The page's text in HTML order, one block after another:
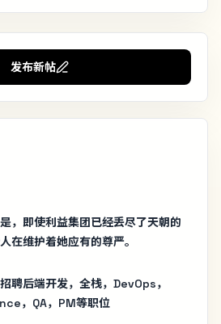
发布新帖
，即使利益集团已经丢尽了天朝的
在维护着她应有的尊严。
聘后端开发，全栈，DevOps，
，QA，PM等职位